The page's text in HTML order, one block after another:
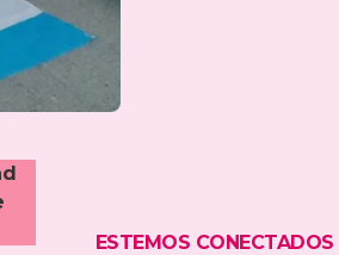
ESTEMOS CONECTADOS